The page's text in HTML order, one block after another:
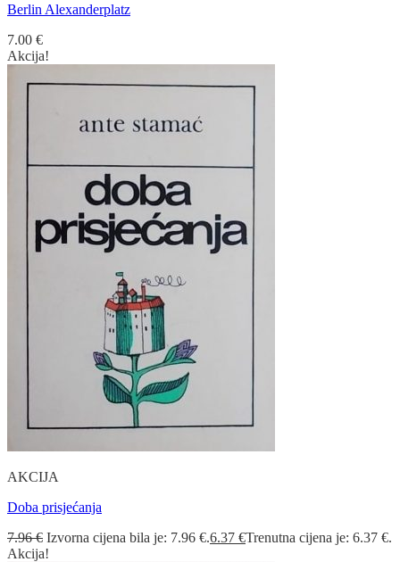
Berlin Alexanderplatz
7.00 €
Akcija!
AKCIJA
Doba prisjećanja
7.96€ Izvorna cijena bila je: 7.96 €.6.37 €Trenutna cijena je: 6.37 €.
Akcija!